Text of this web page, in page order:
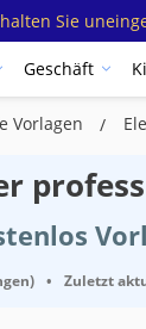
Sie
Geschäft
Vorlagen
• Zuletzt